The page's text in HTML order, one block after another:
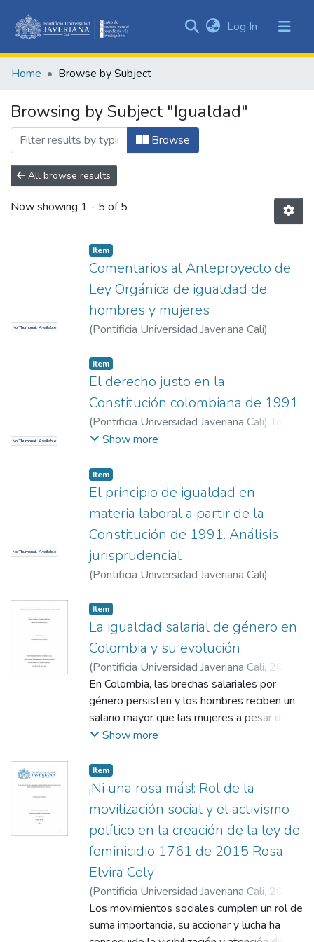
&
All of DSpace
Log In (current)
Home Browse by Subject
Browsing by Subject "Igualdad"
Browse
All browse results
Now showing 1 - 5 of 5
No Thumbnail Available
Item
Comentarios al Anteproyecto de
Ley Orgánica de igualdad de
hombres y mujeres
(Pontificia Universidad Javeriana Cali)
No Thumbnail Available
Item
El derecho justo en la
Constitución colombiana de 1991
(Pontificia Universidad Javeriana Cali) Tovar,
Luis Freddyur
Show more
No Thumbnail Available
Item
El principio de igualdad en
materia laboral a partir de la
Constitución de 1991. Análisis
jurisprudencial
(Pontificia Universidad Javeriana Cali)
Item
La igualdad salarial de género en
Colombia y su evolución
(Pontificia Universidad Javeriana Cali, 2021
Guzmán Enríquez, David Eduardo;Herrera
Duque, Carolina;Sánchez Quijano, Andrea
En Colombia, las brechas salariales por
género persisten y los hombres reciben un
salario mayor que las mujeres a pesar de
que en los últimos años, la participación de
al igual que sus años de escolaridad. Esta
investigación se basa en cómo ha
evolucionado en Colombia la igualdad
salarial de género, para lo cual se llevó a
cabo un recorrido histórico del tratamiento
legislativo sobre el tema en mención. De
igual manera, se identificaron los distintos
convenios y tratados internacionales sobre
igualdad salarial de género ratificados y
aplicados por Colombia, y finalmente, se
realizó un análisis jurisprudencial para
Show more
Item
¡Ni una rosa más!: Rol de la
movilización social y el activismo
político en la creación de la ley de
feminicidio 1761 de 2015 Rosa
Elvira Cely
(Pontificia Universidad Javeriana Cali, 2021
Conde Mera, Camila Andrea;González
Higuera, Lina Fernanda
Los movimientos sociales cumplen un rol de
suma importancia, su accionar y lucha ha